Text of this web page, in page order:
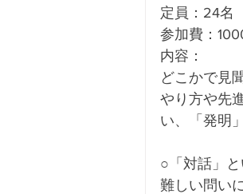
定員：24名
参加費：
内容：
どこかで見
やり方や先
い、「発明
○「対話」
難しい問い